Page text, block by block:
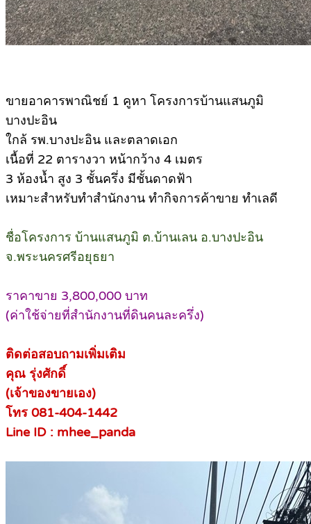
ขายอาคารพาณิชย์ 1 คูหา โครงการบ้านแสนภูมิ
บางปะอิน
ใกล้ รพ.บางปะอิน และตลาดเอก
เนื้อที่ 22 ตารางวา หน้ากว้าง 4 เมตร
3 ห้องน้ำ สูง 3 ชั้นครึ่ง มีชั้นดาดฟ้า
เหมาะสำหรับทำสำนักงาน ทำกิจการค้าขาย ทำเลดี
ชื่อโครงการ บ้านแสนภูมิ ต.บ้านเลน อ.บางปะอิน
จ.พระนครศรีอยุธยา
ราคาขาย 3,800,000 บาท
(ค่าใช้จ่ายที่สำนักงานที่ดินคนละครึ่ง)
ติดต่อสอบถามเพิ่มเติม
คุณ รุ่งศักดิ์
(เจ้าของขายเอง)
โทร 081-404-1442
Line ID : mhee_panda